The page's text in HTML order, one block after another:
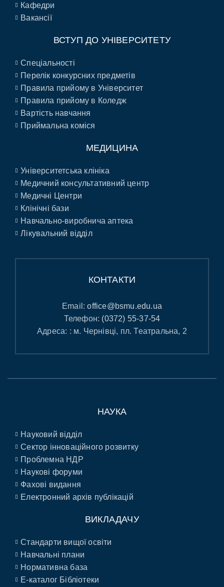
Кафедри
Вакансії
ВСТУП ДО УНІВЕРСИТЕТУ
Спеціальності
Перелік конкурсних предметів
Правила прийому в Університет
Правила прийому в Коледж
Вартість навчання
Приймальна коміся
МЕДИЦИНА
Університетська клініка
Медичний консультативний центр
Медичні Центри
Клінічні бази
Навчально-виробнича аптека
Лікувальний відділ
КОНТАКТИ
Email:office@bsmu.edu.ua
Телефон: (0372) 55-37-54
Адреса: : м. Чернівці, пл. Театральна, 2
НАУКА
Науковий відділ
Сектор інноваційного розвитку
Проблемна НДР
Наукові форуми
Фахові видання
Електронний архів публікацій
ВИКЛАДАЧУ
Стандарти вищої освіти
Навчальні плани
Нормативна база
E-каталог Бібліотеки